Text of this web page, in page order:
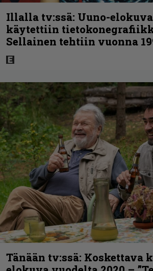
Illalla tv:ssä: Uuno-
käytettiin
Sellainen tehtiin vuonna
Tänään tv:ssä: Koskettava